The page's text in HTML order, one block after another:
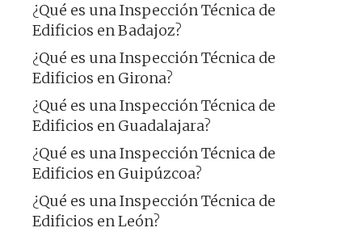
¿Qué es una Inspección Técnica de
Edificios en Badajoz?
¿Qué es una Inspección Técnica de
Edificios en Girona?
¿Qué es una Inspección Técnica de
Edificios en Guadalajara?
¿Qué es una Inspección Técnica de
Edificios en Guipúzcoa?
¿Qué es una Inspección Técnica de
Edificios en León?